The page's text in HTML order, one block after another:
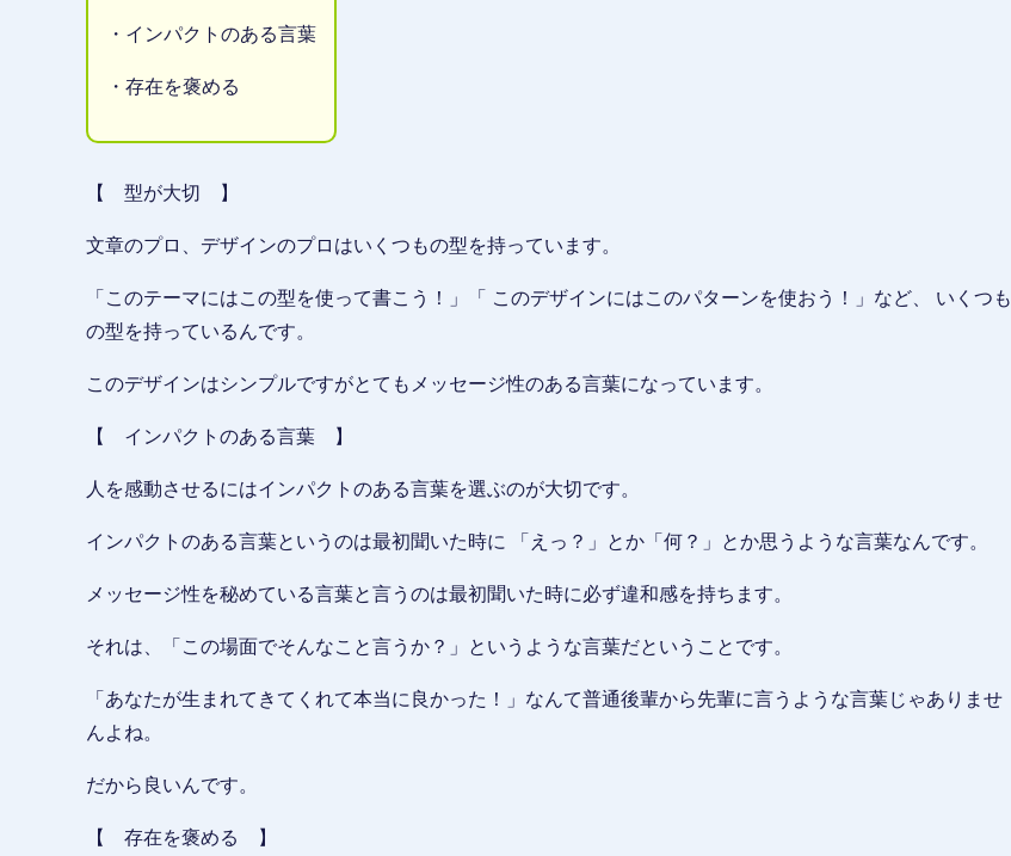
・インパクトのある言葉
・存在を褒める
【 型が大切 】
文章のプロ、デザインのプロはいくつもの型を持っています。
「このテーマにはこの型を使って書こう！」「 このデザインにはこのパターンを使おう！」など、 いくつも
の型を持っているんです。
このデザインはシンプルですがとてもメッセージ性のある言葉になっています。
【 インパクトのある言葉 】
人を感動させるにはインパクトのある言葉を選ぶのが大切です。
インパクトのある言葉というのは最初聞いた時に 「えっ？」とか「何？」とか思うような言葉なんです。
メッセージ性を秘めている言葉と言うのは最初聞いた時に必ず違和感を持ちます。
それは、「この場面でそんなこと言うか？」というような言葉だということです。
「あなたが生まれてきてくれて本当に良かった！」なんて普通後輩から先輩に言うような言葉じゃありませ
んよね。
だから良いんです。
【 存在を褒める 】